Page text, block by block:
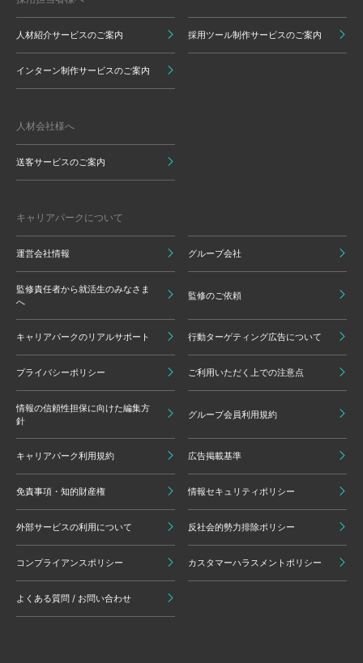
人材紹介サービスのご案内 採用ツール制作サービスのご案内
インターン制作サービスのご案内
人材会社様へ
送客サービスのご案内
キャリアパークについて
運営会社情報 グループ会社
監修責任者から就活生のみなさま
へ
監修のご依頼
キャリアパークのリアルサポート 行動ターゲティング広告について
プライバシーポリシー ご利用いただく上での注意点
情報の信頼性担保に向けた編集方
針
グループ会員利用規約
キャリアパーク利用規約 広告掲載基準
免責事項・知的財産権 情報セキュリティポリシー
外部サービスの利用について 反社会的勢力排除ポリシー
コンプライアンスポリシー カスタマーハラスメントポリシー
よくある質問 / お問い合わせ